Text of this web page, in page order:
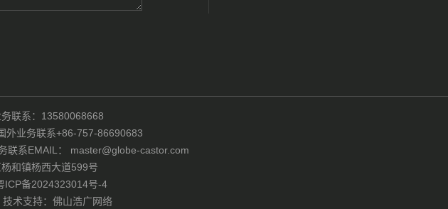
联系：13580068668
外业务联系+86-757-86690683
联系EMAIL： master@globe-castor.com
和镇杨西大道599号
ICP备2024323014号-4
技术支持：佛山浩广网络